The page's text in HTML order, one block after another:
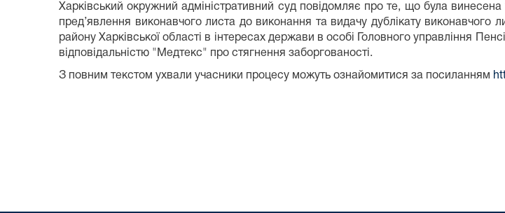
Харківський окружний адміністративний суд повідомляє про те, що була
пред’явлення виконавчого листа до виконання та видачу дублікату
району Харківської області в інтересах держави в особі Головного управління
відповідальністю "Медтекс" про стягнення заборгованості.
З повним текстом ухвали учасники процесу можуть ознайомитися за посиланням